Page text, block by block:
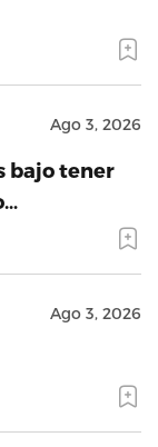
Ago 3, 2026
bajo tener
Ago 3, 2026